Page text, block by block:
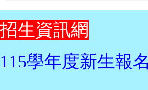
招生資訊網
115學年度新生報名